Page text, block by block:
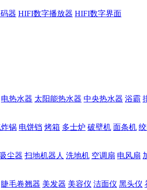
器 HIFI数字播放器 HIFI数字界面
电热水器 太阳能热水器 中央热水器 浴霸
锅 电饼铛 烤箱 多士炉 破壁机 面条机
吸尘器 扫地机器人 洗地机 空调扇 电风扇
睫毛卷翘器 美发器 美容仪 洁面仪 黑头仪